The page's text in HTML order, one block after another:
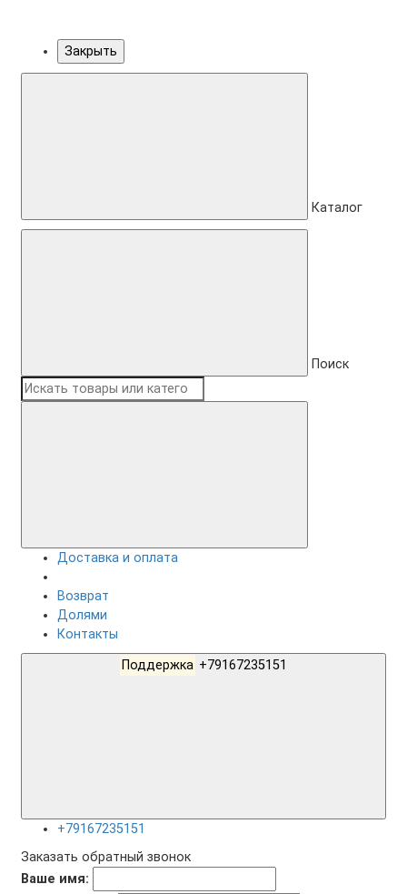
Закрыть
Каталог
Поиск
Доставка и оплата
Возврат
Долями
Контакты
Поддержка
+79167235151
Заказать обратный звонок
Ваше имя: